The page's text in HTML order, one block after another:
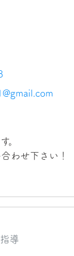
。
わせ下さい！
導